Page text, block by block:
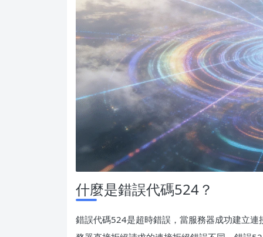
什麼是錯誤代碼524？
錯誤代碼524是超時錯誤，當服務器成功建立